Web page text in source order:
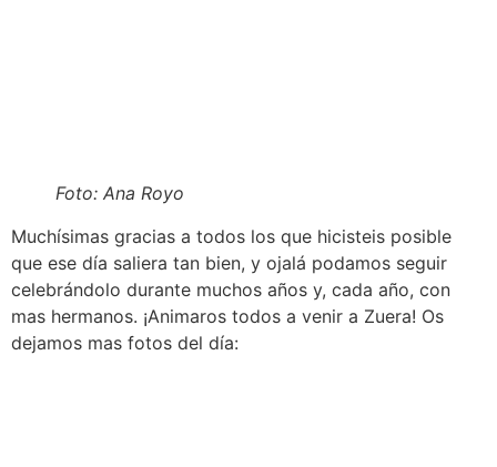
Foto: Ana Royo
Muchísimas gracias a todos los que hicisteis posible
que ese día saliera tan bien, y ojalá podamos seguir
celebrándolo durante muchos años y, cada año, con
mas hermanos. ¡Animaros todos a venir a Zuera! Os
dejamos mas fotos del día: